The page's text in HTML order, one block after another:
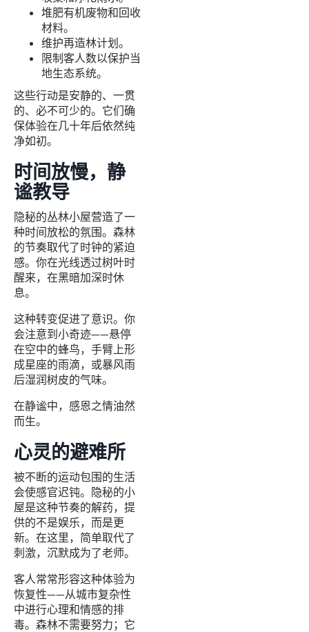
堆肥有机废物和回收
材料。
维护再造林计划。
限制客人数以保护当
地生态系统。
这些行动是安静的、一贯
的、必不可少的。它们确
保体验在几十年后依然纯
净如初。
时间放慢，静
谧教导
隐秘的丛林小屋营造了一
种时间放松的氛围。森林
的节奏取代了时钟的紧迫
感。你在光线透过树叶时
醒来，在黑暗加深时休
息。
这种转变促进了意识。你
会注意到小奇迹——悬停
在空中的蜂鸟，手臂上形
成星座的雨滴，或暴风雨
后湿润树皮的气味。
在静谧中，感恩之情油然
而生。
心灵的避难所
被不断的运动包围的生活
会使感官迟钝。隐秘的小
屋是这种节奏的解药，提
供的不是娱乐，而是更
新。在这里，简单取代了
刺激，沉默成为了老师。
客人常常形容这种体验为
恢复性——从城市复杂性
中进行心理和情感的排
毒。森林不需要努力；它